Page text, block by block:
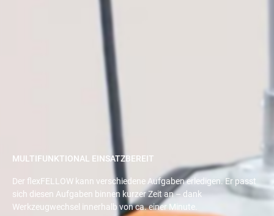
MULTIFUNKTIONAL EINSATZBEREIT
Der flexFELLOW kann verschiedene Aufgaben erledigen. Er passt
sich diesen Aufgaben binnen kurzer Zeit an – dank
Werkzeugwechsel innerhalb von ca. einer Minute.